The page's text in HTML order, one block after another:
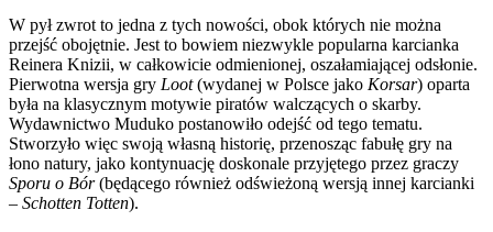
W pył zwrot to jedna z tych nowości, obok których nie można
przejść obojętnie. Jest to bowiem niezwykle popularna karcianka
Reinera Knizii, w całkowicie odmienionej, oszałamiającej odsłonie.
Pierwotna wersja gry Loot(wydanej w Polsce jako Korsar) oparta
była na klasycznym motywie piratów walczących o skarby.
Wydawnictwo Muduko postanowiło odejść od tego tematu.
Stworzyło więc swoją własną historię, przenosząc fabułę gry na
łono natury, jako kontynuację doskonale przyjętego przez graczy
Sporu o Bór(będącego również odświeżoną wersją innej karcianki
– Schotten Totten).